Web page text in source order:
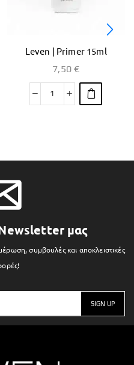
Leven | Primer 15ml
7,50€
μας
συμβουλές και αποκλειστικές